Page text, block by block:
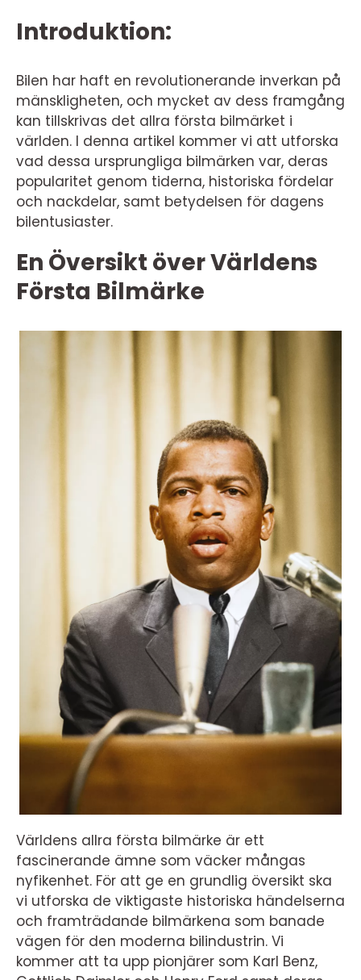
Introduktion:
Bilen har haft en revolutionerande inverkan på
mänskligheten, och mycket av dess framgång
kan tillskrivas det allra första bilmärket i
världen. I denna artikel kommer vi att utforska
vad dessa ursprungliga bilmärken var, deras
popularitet genom tiderna, historiska fördelar
och nackdelar, samt betydelsen för dagens
bilentusiaster.
En Översikt över Världens
Första Bilmärke
Världens allra första bilmärke är ett
fascinerande ämne som väcker mångas
nyfikenhet. För att ge en grundlig översikt ska
vi utforska de viktigaste historiska händelserna
och framträdande bilmärkena som banade
vägen för den moderna bilindustrin. Vi
kommer att ta upp pionjärer som Karl Benz,